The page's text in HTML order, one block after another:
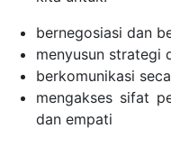
bernegosiasi dan
menyusun strategi
berkomunikasi
mengakses sifat
dan empati